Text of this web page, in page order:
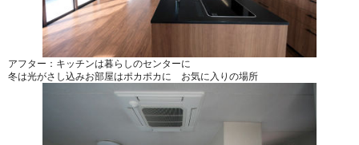
アフター：キッチンは暮らしのセンターに
冬は光がさし込みお部屋はポカポカに お気に入りの場所